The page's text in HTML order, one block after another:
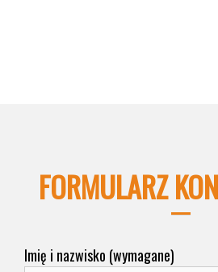
FORMULARZ
Imię i nazwisko (wymagane)